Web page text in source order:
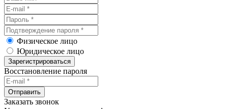
Физическое лицо
Юридическое лицо
Зарегистрироваться
Восстановление пароля
Отправить
Заказать звонок